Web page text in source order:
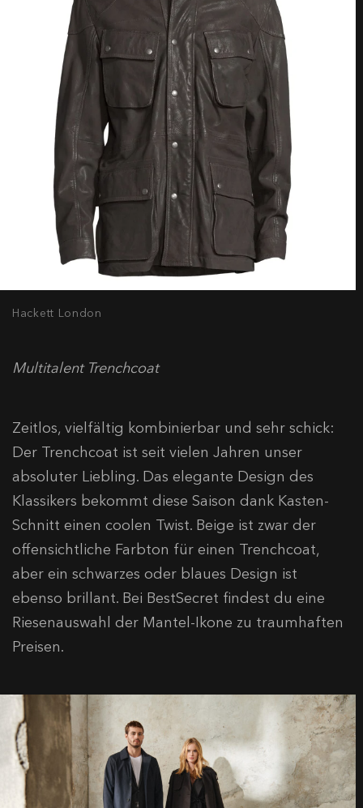
Hackett London
Multitalent Trenchcoat
Zeitlos, vielfältig kombinierbar und sehr schick:
Der Trenchcoat ist seit vielen Jahren unser
absoluter Liebling. Das elegante Design des
Klassikers bekommt diese Saison dank Kasten-
Schnitt einen coolen Twist. Beige ist zwar der
offensichtliche Farbton für einen Trenchcoat,
aber ein schwarzes oder blaues Design ist
ebenso brillant. Bei BestSecret findest du eine
Riesenauswahl der Mantel-Ikone zu traumhaften
Preisen.